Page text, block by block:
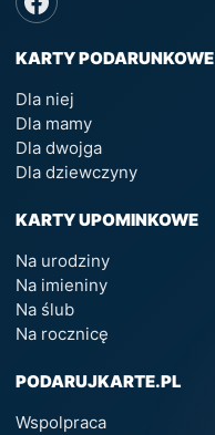
KARTY PODARUNKOWE
Dla niej
Dla mamy
Dla dwojga
Dla dziewczyny
KARTY UPOMINKOWE
Na urodziny
Na imieniny
Na ślub
Na rocznicę
PODARUJKARTE.PL
Wspolpraca